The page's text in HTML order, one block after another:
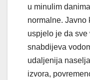
u minulim
normalne. Javno
uspjelo je da sve
snabdijeva
udaljenija
izvora,